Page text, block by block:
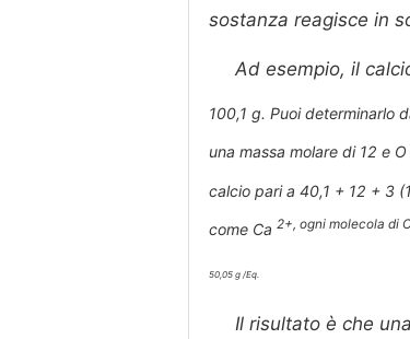
sostanza reagisce in
Ad esempio, il
100,1 g. Puoi determinarlo
una massa molare di 12 e
calcio pari a 40,1 + 12 + 3
come Ca 2+, ogni molecola di
50,05 g /Eq.
Il risultato è che